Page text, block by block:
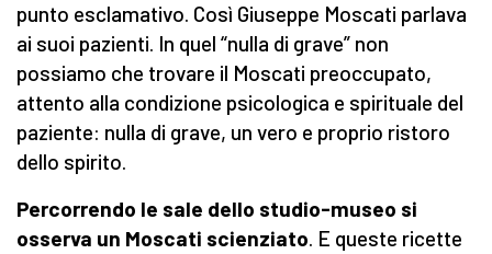
punto esclamativo. Così Giuseppe Moscati parlava
ai suoi pazienti. In quel “nulla di grave” non
possiamo che trovare il Moscati preoccupato,
attento alla condizione psicologica e spirituale del
paziente: nulla di grave, un vero e proprio ristoro
dello spirito.
Percorrendo le sale dello studio-museo si
osserva un Moscati scienziato. E queste ricette